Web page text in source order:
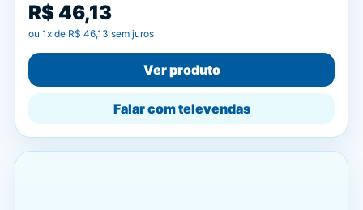
R$ 46,13
ou 1x de R$ 46,13 sem juros
Ver produto
Falar com televendas